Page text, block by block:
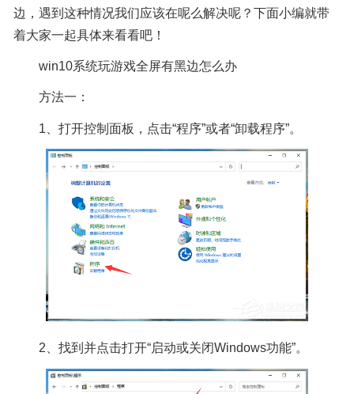
边，遇到这种情况我们应该在呢么解决呢？下面小编就带
着大家一起具体来看看吧！
win10系统玩游戏全屏有黑边怎么办
方法一：
1、打开控制面板，点击“程序”或者“卸载程序”。
2、找到并点击打开“启动或关闭Windows功能”。